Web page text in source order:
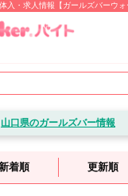
入・求人情報【ガールズバーウォ
山口県のガールズバー情報
着順 更新順